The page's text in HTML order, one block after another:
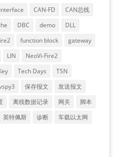
CAN-FD
CAN总线
DBC demo
DLL
function block
gateway
LIN
NeoVi-Fire2
Tech Days
TSN
保存报文
发送报文
离线数据记录 网关
脚本
英特佩斯 诊断
车载以太网